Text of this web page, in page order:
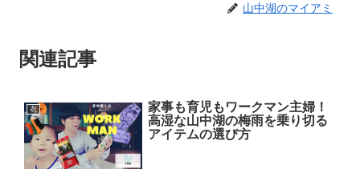
山中湖のマイアミ
関連記事
衣
家事も育児もワークマン主婦！
高湿な山中湖の梅雨を乗り切る
アイテムの選び方